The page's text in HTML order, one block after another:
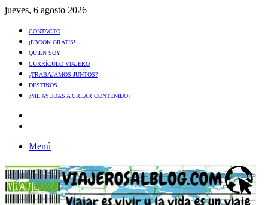
jueves, 6 agosto 2026
CONTACTO
¡EBOOK GRATIS!
QUIÉN SOY
CURRÍCULO VIAJERO
¿TRABAJAMOS JUNTOS?
DESTINOS
¿ME AYUDAS A CREAR CONTENIDO?
Menú